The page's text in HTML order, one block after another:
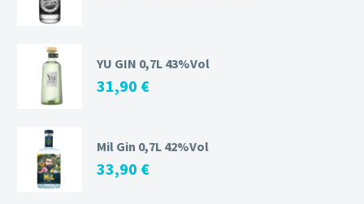
YU GIN 0,7L 43%Vol
31,90 €
Mil Gin 0,7L 42%Vol
33,90 €